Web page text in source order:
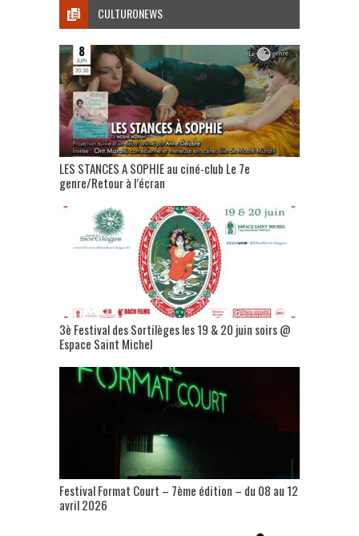
CULTURONEWS
LES STANCES A SOPHIE au ciné-club Le 7e
genre/Retour à l’écran
3è Festival des Sortilèges les 19 & 20 juin soirs @
Espace Saint Michel
Festival Format Court – 7ème édition – du 08 au 12
avril 2026